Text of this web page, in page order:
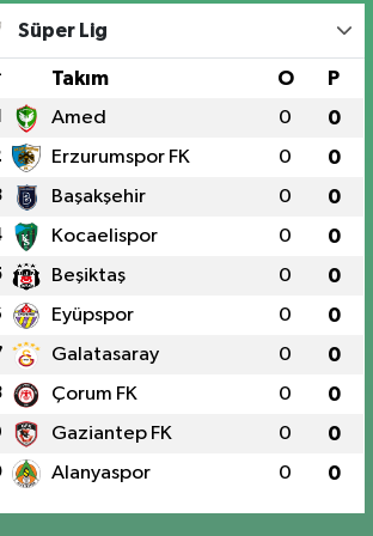
Süper Lig
Takım O P
Amed 0 0
Erzurumspor FK 0 0
Başakşehir 0 0
Kocaelispor 0 0
Beşiktaş 0 0
Eyüpspor 0 0
Galatasaray 0 0
Çorum FK 0 0
Gaziantep FK 0 0
Alanyaspor 0 0